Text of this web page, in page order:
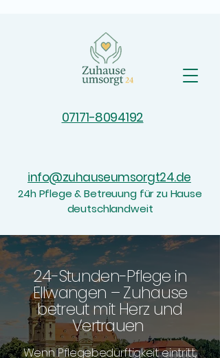
07171-8094192
info@zuhauseumsorgt24.de
24h Pflege & Betreuung für zu Hause
deutschlandweit
24-Stunden-Pflege in
Ellwangen – Zuhause
betreut mit Herz und
Vertrauen
Wenn Pflegebedürftigkeit eintritt,